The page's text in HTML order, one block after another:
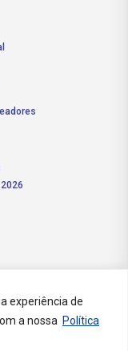
experiência de
a nossa Política